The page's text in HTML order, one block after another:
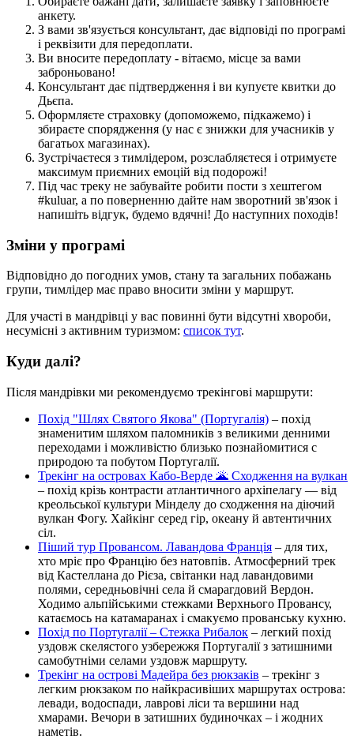
анкету.
З вами зв'язується консультант, дає відповіді по програмі
і реквізити для передоплати.
Ви вносите передоплату - вітаємо, місце за вами
заброньовано!
Консультант дає підтвердження і ви купуєте квитки до
Дьєпа.
Оформляєте страховку (допоможемо, підкажемо) і
збираєте спорядження (у нас є знижки для учасників у
багатьох магазинах).
Зустрічаєтеся з тимлідером, розслабляєтеся і отримуєте
максимум приємних емоцій від подорожі!
Під час треку не забувайте робити пости з хештегом
#kuluar, а по поверненню дайте нам зворотний зв'язок і
напишіть відгук, будемо вдячні! До наступних походів!
Зміни у програмі
Відповідно до погодних умов, стану та загальних побажань
групи, тимлідер має право вносити зміни у маршрут.
Для участі в мандрівці у вас повинні бути відсутні хвороби,
несумісні з активним туризмом: список тут.
Куди далі?
Після мандрівки ми рекомендуємо трекінгові маршрути:
Похід "Шлях Святого Якова" (Португалія) – похід
знаменитим шляхом паломників з великими денними
переходами і можливістю близько познайомитися с
природою та побутом Португалії.
Трекінг на островах Кабо-Верде 🌋 Сходження на вулкан
– похід крізь контрасти атлантичного архіпелагу — від
креольської культури Мінделу до сходження на діючий
вулкан Фогу. Хайкінг серед гір, океану й автентичних
сіл.
Піший тур Провансом. Лавандова Франція – для тих,
хто мріє про Францію без натовпів. Атмосферний трек
від Кастеллана до Рієза, світанки над лавандовими
полями, середньовічні села й смарагдовий Вердон.
Ходимо альпійськими стежками Верхнього Провансу,
катаємось на катамаранах і смакуємо прованську кухню.
Похід по Португалії – Стежка Рибалок – легкий похід
уздовж скелястого узбережжя Португалії з затишними
самобутніми селами уздовж маршруту.
Трекінг на острові Мадейра без рюкзаків – трекінг з
легким рюкзаком по найкрасивіших маршрутах острова:
левади, водоспади, лаврові ліси та вершини над
хмарами. Вечори в затишних будиночках – і жодних
наметів.